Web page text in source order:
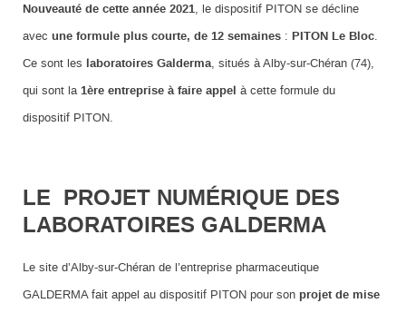
Nouveauté de cette année 2021, le dispositif PITON se décline
avec une formule plus courte, de 12 semaines : PITON Le Bloc.
Ce sont les laboratoires Galderma, situés à Alby-sur-Chéran (74),
qui sont la1ère entreprise à faire appel à cette formule du
dispositif PITON.
LE PROJET NUMÉRIQUE DES
LABORATOIRES GALDERMA
Le site d’Alby-sur-Chéran de l’entreprise pharmaceutique
GALDERMA fait appel au dispositif PITON pour son projet de mise